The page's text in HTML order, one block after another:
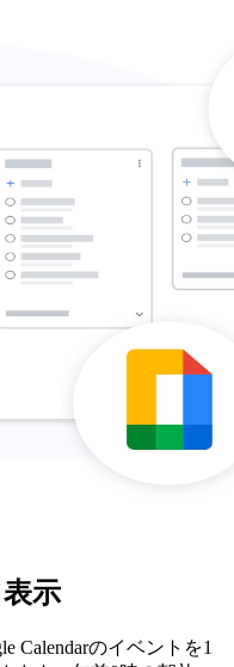
示
Calendarのイベントを1